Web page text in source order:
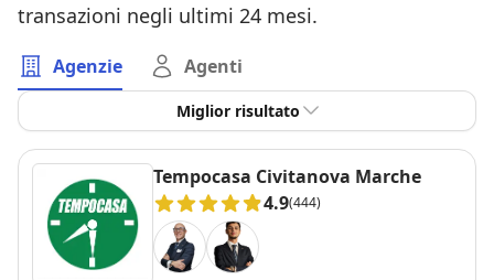
transazioni negli ultimi 24 mesi.
Agenzie Agenti
Miglior risultato
Tempocasa Civitanova Marche
4.9(444)